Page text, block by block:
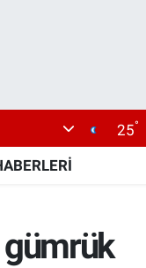
25°
gümrük